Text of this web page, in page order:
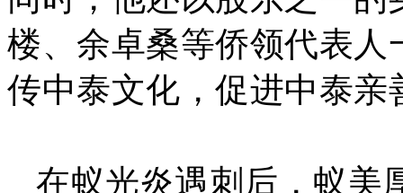
楼、余卓桑等侨领代表
传中泰文化，促进中泰
在蚁光炎遇刺后，蚁美